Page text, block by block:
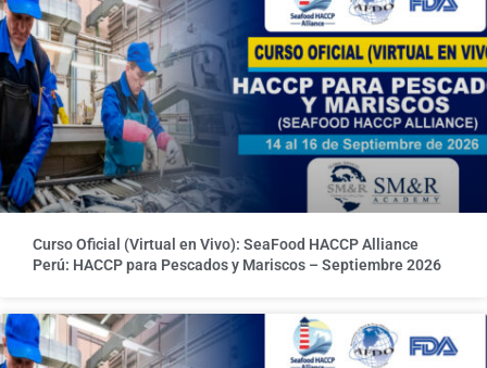
Curso Oficial (Virtual en Vivo): SeaFood HACCP Alliance
Perú: HACCP para Pescados y Mariscos – Septiembre 2026